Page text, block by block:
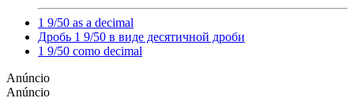
1 9/50 as a decimal
Дробь 1 9/50 в виде десятичной дроби
1 9/50 como decimal